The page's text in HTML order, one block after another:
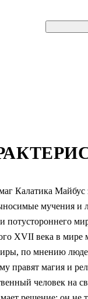
Калатика
мучения и
потустороннего
XVII века в мире
по мнению
правят магия и
человек на